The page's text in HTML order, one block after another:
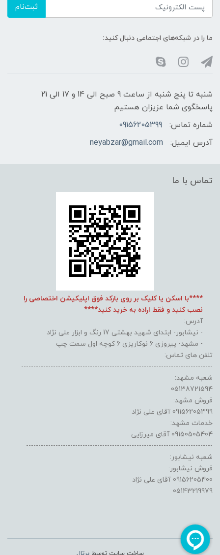
ثبت‌نام
ما را در شبکه‌های اجتماعی دنبال کنید:
شنبه تا پنج شنبه از ساعت 9 صبح الی 14 و 17 الی 21
پاسخگوی شما عزیزان هستیم
شماره تماس:
09156205399
آدرس ایمیل:
neyabzar@gmail.com
تماس با ما
****با اسکن یا کلیک بر روی بارکد فوق اپلیکیشن اختصاصی را
نصب کنید و فقط اراده به خرید کنید****
آدرس:
- نیشابور- ابتدای شهید بهشتی 17 رنگ و ابزار علی نژاد
- مشهد- پیروزی 6 نوکاریزی 6 کوچه اول سمت چپ
تلفن های تماس:
------------------------------------------------------------------------------
شعبه مشهد:
05138721594
فروش مشهد:
09156205399 آقای علی نژاد
خدمات مشهد:
09150505404 آقای میرزایی
----------------------------------------------------------------------------
شعبه نیشابور:
فروش نیشابور:
09156205400 آقای علی نژاد
05143219979